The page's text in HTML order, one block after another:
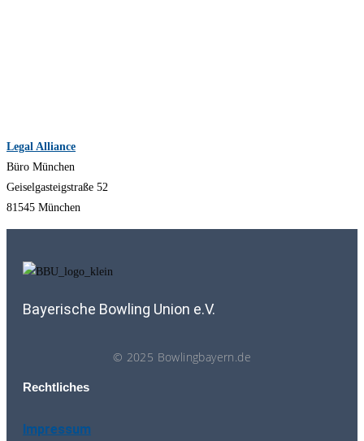
Legal Alliance
Büro München
Geiselgasteigstraße 52
81545 München
Bayerische Bowling Union e.V.
© 2025 Bowlingbayern.de
Rechtliches
Impressum